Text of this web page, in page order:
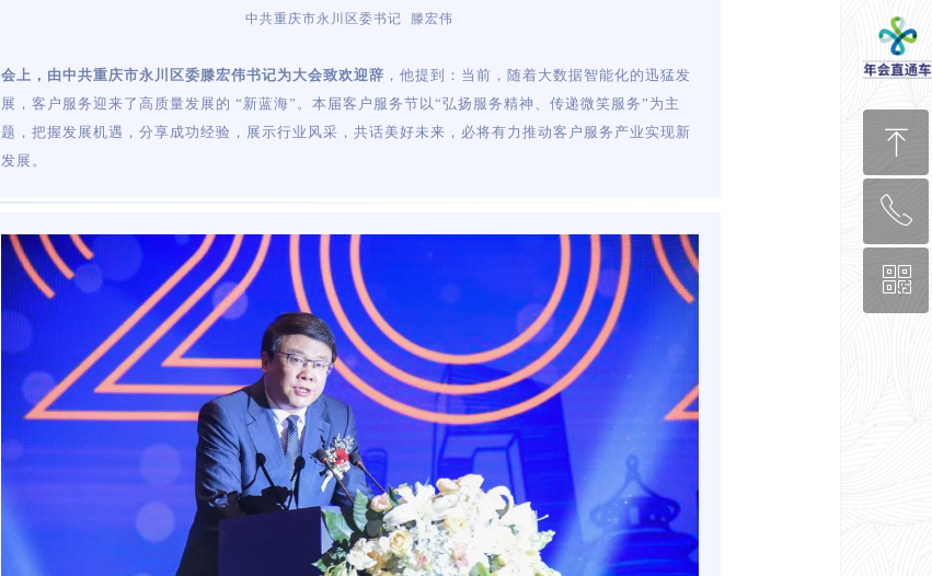
中共重庆市永川区委书记 滕宏伟
会上，由中共重庆市永川区委滕宏伟书记为大会致欢迎辞 ，他提到：当前，随着大数据智能化的迅猛发
展，客户服务迎来了高质量发展的 “新蓝海”。本届客户服务节以“弘扬服务精神、传递微笑服务”为主
题，把握发展机遇，分享成功经验，展示行业风采，共话美好未来，必将有力推动客户服务产业实现新
发展。
ꁸ
回到顶部
ꂅ
0571-8878-8870
ꀥ